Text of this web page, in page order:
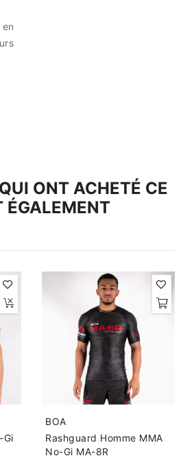
ONT ACHETÉ CE
ÉGALEMENT
Gi
BOA
Rashguard Homme MMA
No-Gi MA-8R